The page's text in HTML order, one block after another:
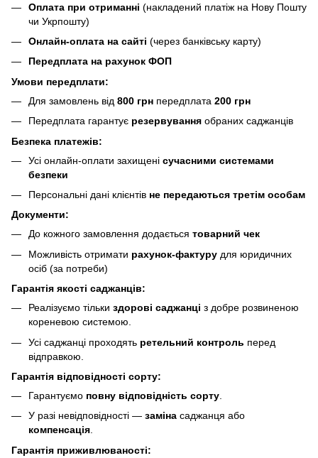
Оплата при отриманні (накладений платіж на Нову Пошту
чи Укрпошту)
Онлайн-оплата на сайті (через банківську карту)
Передплата на рахунок ФОП
Умови передплати:
Для замовлень від 800 грн передплата 200 грн
Передплата гарантує резервування обраних саджанців
Безпека платежів:
Усі онлайн-оплати захищені сучасними системами
безпеки
Персональні дані клієнтів не передаються третім особам
Документи:
До кожного замовлення додається товарний чек
Можливість отримати рахунок-фактуру для юридичних
осіб (за потреби)
Гарантія якості саджанців:
Реалізуємо тільки здорові саджанці з добре розвиненою
кореневою системою.
Усі саджанці проходять ретельний контроль перед
відправкою.
Гарантія відповідності сорту:
Гарантуємо повну відповідність сорту
У разі невідповідності — заміна саджанця або
компенсація.
Гарантія приживлюваності: